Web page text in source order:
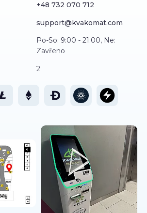
+48 732 070 712
support@kvakomat.com
Po-So: 9:00 - 21:00, Ne:
Zavřeno
2